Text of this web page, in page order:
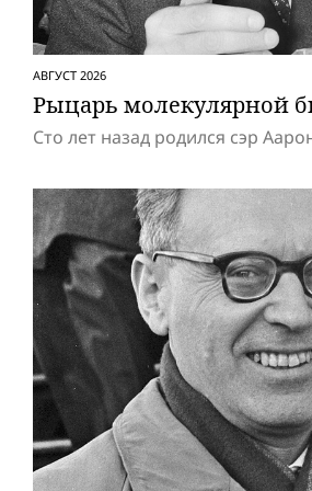
АВГУСТ 2026
Рыцарь молекулярной
Сто лет назад родился сэр